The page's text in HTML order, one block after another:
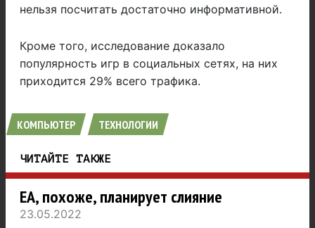
нельзя посчитать достаточно информативной.
Кроме того, исследование доказало
популярность игр в социальных сетях, на них
приходится 29% всего трафика.
КОМПЬЮТЕР ТЕХНОЛОГИИ
ЧИТАЙТЕ ТАКЖЕ
EA, похоже, планирует слияние
23.05.2022